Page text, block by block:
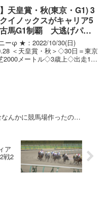
さ...
】天皇賞・秋(東京・G1) 3
イノックスがキャリア5
馬G1制覇 大逃げパン
2着
ーφ ★：2022/10/30(日)
＜天皇賞・秋＞◇30日＝東京
メートル◇3歳上◇出走15
なんかに競馬場作ったの…
ア
戦2